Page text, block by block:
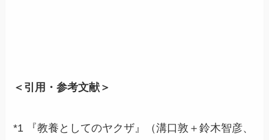
＜引用・参考文献＞
*1 『教養としてのヤクザ』（溝口敦＋鈴木智彦、